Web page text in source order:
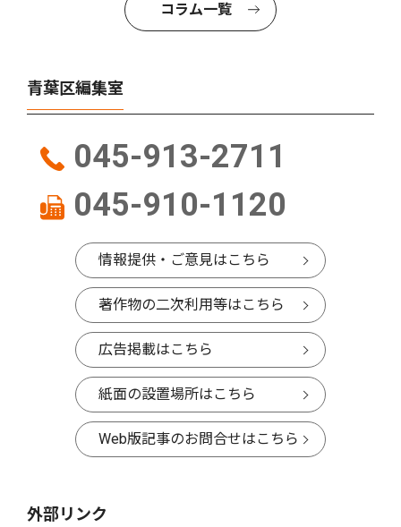
コラム一覧
青葉区編集室
045-913-2711
045-910-1120
情報提供・ご意見はこちら
著作物の二次利用等はこちら
広告掲載はこちら
紙面の設置場所はこちら
Web版記事のお問合せはこちら
外部リンク